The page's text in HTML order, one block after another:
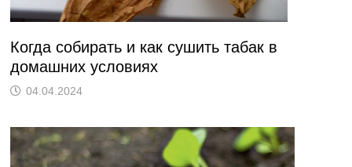
Когда собирать и как сушить табак в
домашних условиях
04.04.2024